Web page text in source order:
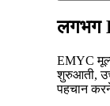
लगभग
EMYC
शुरुआती,
पहचान